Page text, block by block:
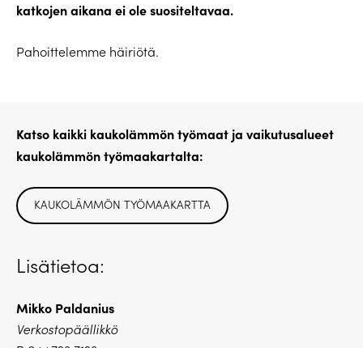
katkojen aikana ei ole suositeltavaa.
Pahoittelemme häiriötä.
Katso kaikki kaukolämmön työmaat ja vaikutusalueet
kaukolämmön työmaakartalta:
KAUKOLÄMMÖN TYÖMAAKARTTA
Lisätietoa:
Mikko Paldanius
Verkostopäällikkö